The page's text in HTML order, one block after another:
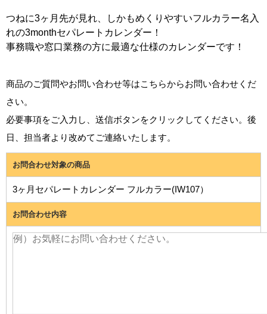
つねに3ヶ月先が見れ、しかもめくりやすいフルカラー名入
れの3monthセパレートカレンダー！
事務職や窓口業務の方に最適な仕様のカレンダーです！
商品のご質問やお問い合わせ等はこちらからお問い合わせくだ
さい。
必要事項をご入力し、送信ボタンをクリックしてください。後
日、担当者より改めてご連絡いたします。
お問合わせ対象の商品
3ヶ月セパレートカレンダー フルカラー(IW107）
お問合わせ内容